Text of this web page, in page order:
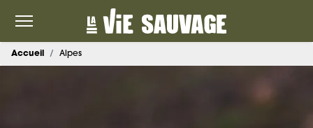
Accueil Alpes